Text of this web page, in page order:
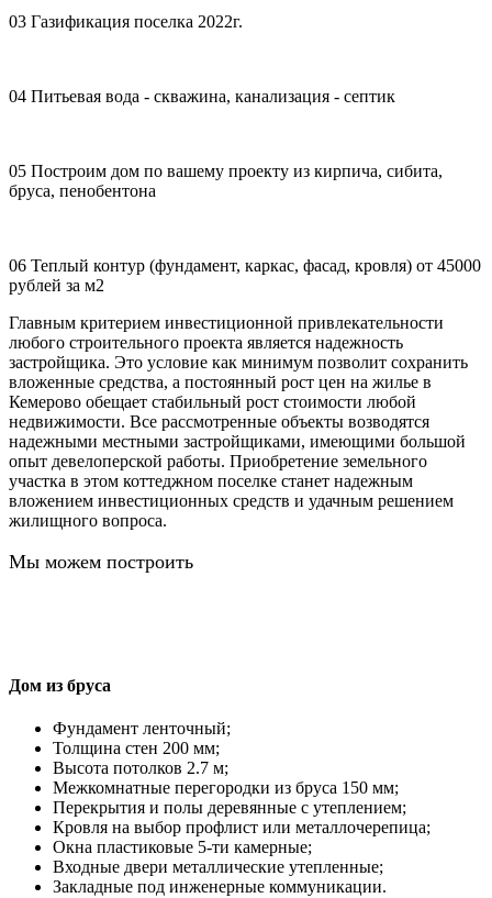
03 Газификация поселка 2022г.
04 Питьевая вода - скважина, канализация - септик
05 Построим дом по вашему проекту из кирпича, сибита,
бруса, пенобентона
06 Теплый контур (фундамент, каркас, фасад, кровля) от 45000
рублей за м2
Главным критерием инвестиционной привлекательности
любого строительного проекта является надежность
застройщика. Это условие как минимум позволит сохранить
вложенные средства, а постоянный рост цен на жилье в
Кемерово обещает стабильный рост стоимости любой
недвижимости. Все рассмотренные объекты возводятся
надежными местными застройщиками, имеющими большой
опыт девелоперской работы. Приобретение земельного
участка в этом коттеджном поселке станет надежным
вложением инвестиционных средств и удачным решением
жилищного вопроса.
Мы можем построить
Дом из бруса
Фундамент ленточный;
Толщина стен 200 мм;
Высота потолков 2.7 м;
Межкомнатные перегородки из бруса 150 мм;
Перекрытия и полы деревянные с утеплением;
Кровля на выбор профлист или металлочерепица;
Окна пластиковые 5-ти камерные;
Входные двери металлические утепленные;
Закладные под инженерные коммуникации.